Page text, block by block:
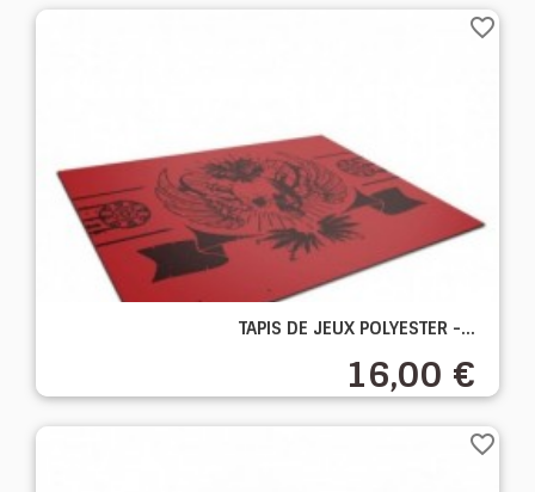
TAPIS DE JEUX POLYESTER -...
16,00 €
favorite_border
favorite_border